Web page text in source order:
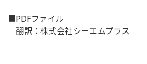
■PDFファイル
翻訳：株式会社シーエムプラス